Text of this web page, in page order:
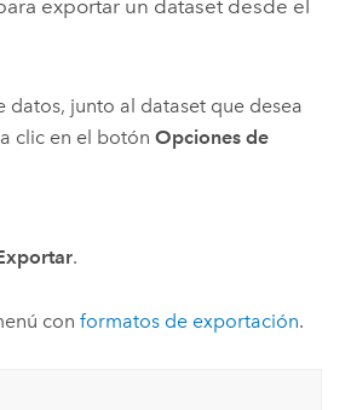
exportar un dataset desde el
datos, junto al dataset que desea
clic en el botón Opciones de
.
con formatos de exportación.